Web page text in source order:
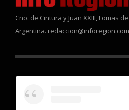
Cno. de Cintura y Juan XXIII, Lomas
Argentina.